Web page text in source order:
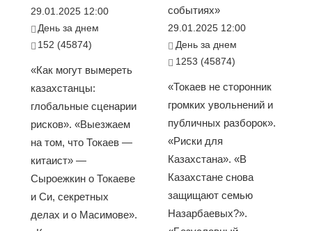
29.01.2025 12:00
День за днем
152 (45874)
«Как могут вымереть
казахстанцы:
глобальные сценарии
рисков». «Выезжаем
на том, что Токаев —
китаист» —
Сыроежкин о Токаеве
и Си, секретных
делах и о Масимове».
событиях»
29.01.2025 12:00
День за днем
1253 (45874)
«Токаев не сторонник
громких увольнений и
публичных разборок».
«Риски для
Казахстана». «В
Казахстане снова
защищают семью
Назарбаевых?».